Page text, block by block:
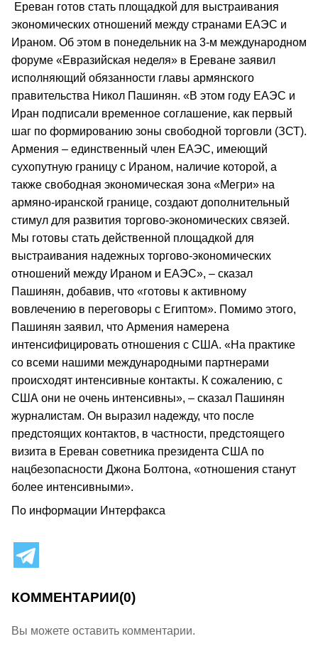
Ереван готов стать площадкой для выстраивания
экономических отношений между странами ЕАЭС и
Ираном. Об этом в понедельник на 3-м международном
форуме «Евразийская неделя» в Ереване заявил
исполняющий обязанности главы армянского
правительства Никол Пашинян. «В этом году ЕАЭС и
Иран подписали временное соглашение, как первый
шаг по формированию зоны свободной торговли (ЗСТ).
Армения – единственный член ЕАЭС, имеющий
сухопутную границу с Ираном, наличие которой, а
также свободная экономическая зона «Мегри» на
армяно-иранской границе, создают дополнительный
стимул для развития торгово-экономических связей.
Мы готовы стать действенной площадкой для
выстраивания надежных торгово-экономических
отношений между Ираном и ЕАЭС», – сказал
Пашинян, добавив, что «готовы к активному
вовлечению в переговоры с Египтом». Помимо этого,
Пашинян заявил, что Армения намерена
интенсифицировать отношения с США. «На практике
со всеми нашими международными партнерами
происходят интенсивные контакты. К сожалению, с
США они не очень интенсивны», – сказал Пашинян
журналистам. Он выразил надежду, что после
предстоящих контактов, в частности, предстоящего
визита в Ереван советника президента США по
нацбезопасности Джона Болтона, «отношения станут
более интенсивными».
По информации Интерфакса
КОММЕНТАРИИ(0)
Вы можете оставить комментарии.